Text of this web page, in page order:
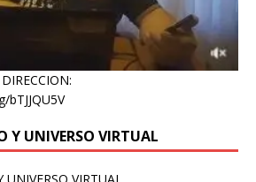
Y UNIVERSO VIRTUAL